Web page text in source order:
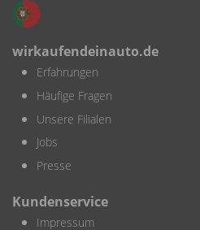
wirkaufendeinauto.de
Erfahrungen
Häufige Fragen
Unsere Filialen
Jobs
Presse
Kundenservice
Impressum